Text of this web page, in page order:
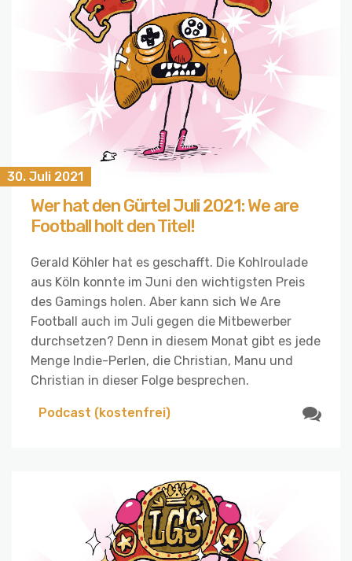
30. Juli 2021
Wer hat den Gürtel Juli 2021: We are
Football holt den Titel!
Gerald Köhler hat es geschafft. Die Kohlroulade
aus Köln konnte im Juni den wichtigsten Preis
des Gamings holen. Aber kann sich We Are
Football auch im Juli gegen die Mitbewerber
durchsetzen? Denn in diesem Monat gibt es jede
Menge Indie-Perlen, die Christian, Manu und
Christian in dieser Folge besprechen.
Podcast (kostenfrei)